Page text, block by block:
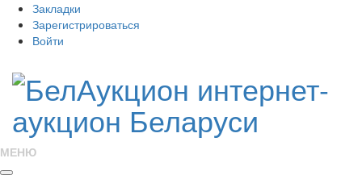
Закладки
Зарегистрироваться
Войти
МЕНЮ